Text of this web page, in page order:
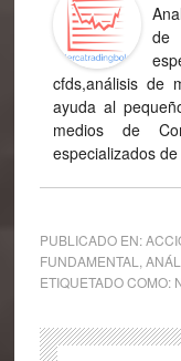
de
cfds,análisis de
ayuda al
medios de
especializados
PUBLICADO EN:
FUNDAMENTAL
ETIQUETADO COMO: